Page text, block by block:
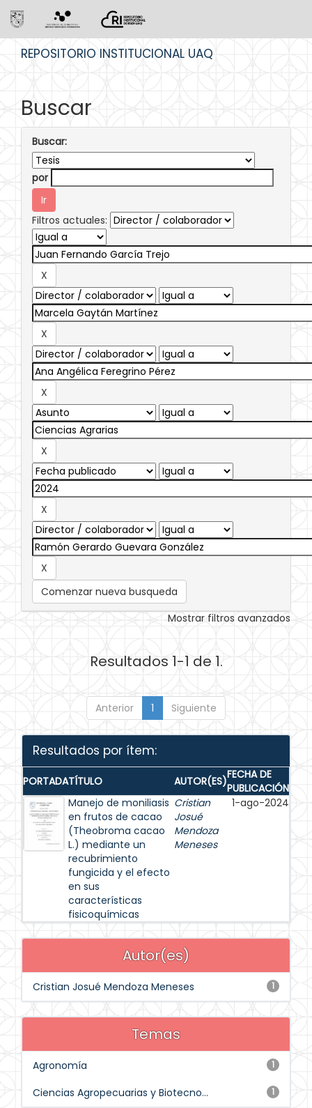
REPOSITORIO INSTITUCIONAL UAQ
Buscar
Buscar:
por
Filtros actuales:
Comenzar nueva busqueda
Mostrar filtros avanzados
Resultados 1-1 de 1.
Anterior 1 Siguiente
Resultados por ítem:
PORTADATÍTULO AUTOR(ES)FECHA DE
PUBLICACIÓN
Manejo de moniliasis
en frutos de cacao
(Theobroma cacao
L.) mediante un
recubrimiento
fungicida y el efecto
en sus
características
fisicoquímicas
Cristian
Josué
Mendoza
Meneses
1-ago-2024
Autor(es)
1
Cristian Josué Mendoza Meneses
Temas
1
Agronomía
1
Ciencias Agropecuarias y Biotecno...